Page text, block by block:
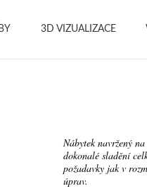
3D VIZUALIZACE
Nábytek navržený
dokonalé sladění
požadavky jak v
úprav.